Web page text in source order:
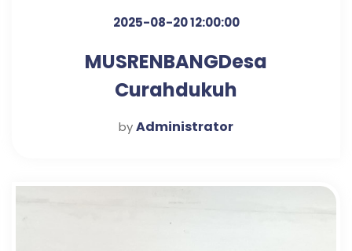
2025-08-20 12:00:00
MUSRENBANGDesa
Curahdukuh
byAdministrator